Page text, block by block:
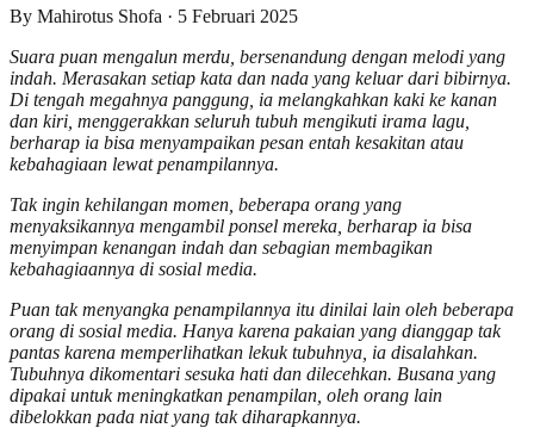
By Mahirotus Shofa · 5 Februari 2025
Suara puan mengalun merdu, bersenandung dengan melodi yang
indah. Merasakan setiap kata dan nada yang keluar dari bibirnya.
Di tengah megahnya panggung, ia melangkahkan kaki ke kanan
dan kiri, menggerakkan seluruh tubuh mengikuti irama lagu,
berharap ia bisa menyampaikan pesan entah kesakitan atau
kebahagiaan lewat penampilannya.
Tak ingin kehilangan momen, beberapa orang yang
menyaksikannya mengambil ponsel mereka, berharap ia bisa
menyimpan kenangan indah dan sebagian membagikan
kebahagiaannya di sosial media.
Puan tak menyangka penampilannya itu dinilai lain oleh beberapa
orang di sosial media. Hanya karena pakaian yang dianggap tak
pantas karena memperlihatkan lekuk tubuhnya, ia disalahkan.
Tubuhnya dikomentari sesuka hati dan dilecehkan. Busana yang
dipakai untuk meningkatkan penampilan, oleh orang lain
dibelokkan pada niat yang tak diharapkannya.